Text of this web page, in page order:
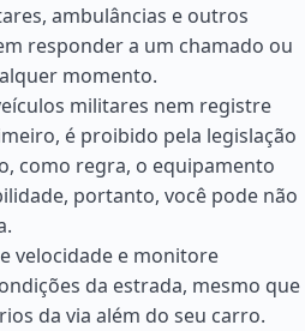
ambulâncias e outros
responder a um chamado ou
momento.
militares nem registre
é proibido pela legislação
como regra, o equipamento
portanto, você pode não
velocidade e monitore
da estrada, mesmo que
da via além do seu carro.